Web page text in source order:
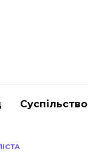
Суспільство